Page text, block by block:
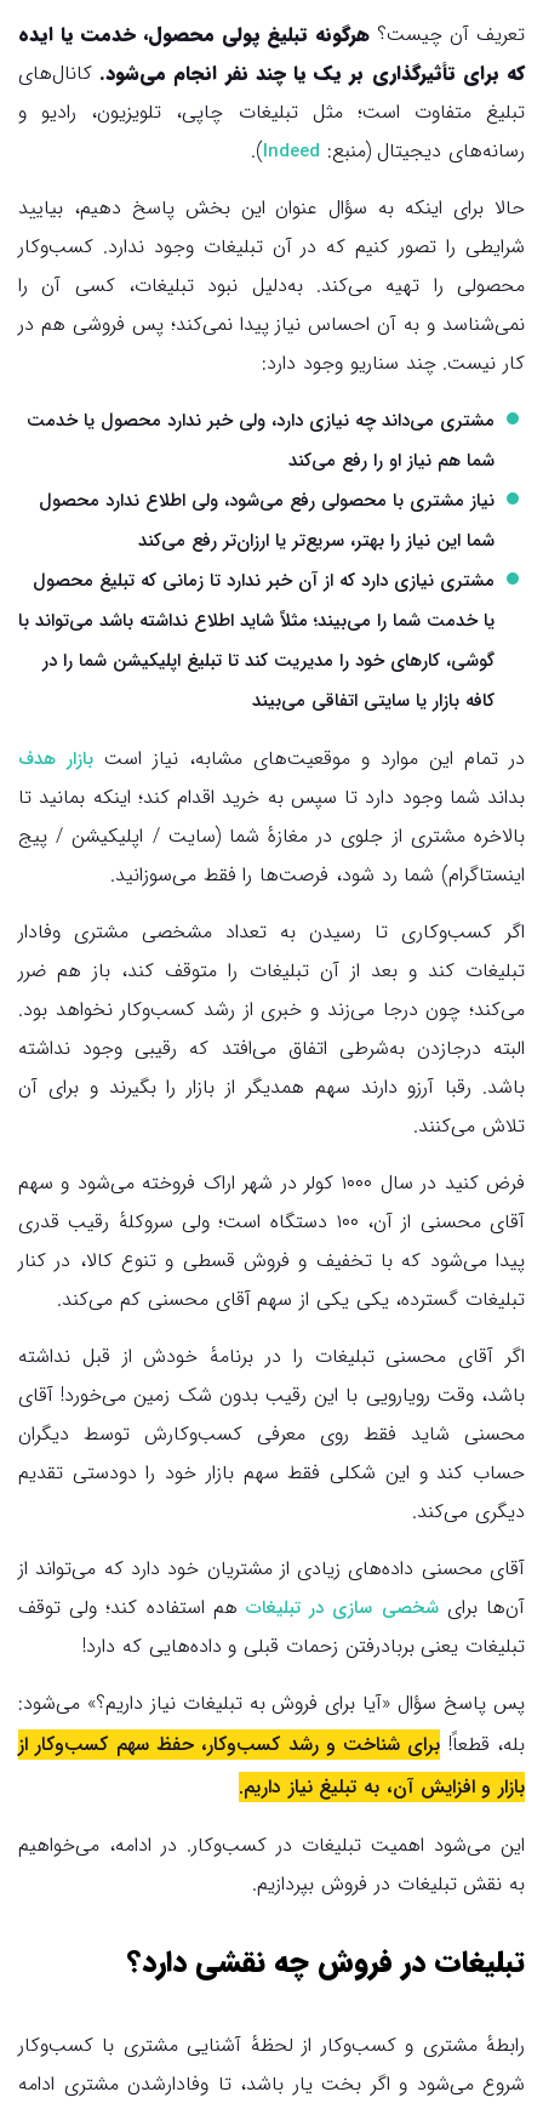
تعریف آن چیست؟ هرگونه تبلیغ پولی محصول، خدمت یا ایده
که برای تأثیرگذاری بر یک یا چند نفر انجام می‌شود. کانال‌های
تبلیغ متفاوت است؛ مثل تبلیغات چاپی، تلویزیون، رادیو و
رسانه‌های دیجیتال (منبع: Indeed
).
حالا برای اینکه به سؤال عنوان این بخش پاسخ دهیم، بیایید
شرایطی را تصور کنیم که در آن تبلیغات وجود ندارد. کسب‌وکار
محصولی را تهیه می‌کند. به‌دلیل نبود تبلیغات، کسی آن را
نمی‌شناسد و به آن احساس نیاز پیدا نمی‌کند؛ پس فروشی هم در
کار نیست. چند سناریو وجود دارد:
مشتری می‌داند چه نیازی دارد، ولی خبر ندارد محصول یا خدمت
شما هم نیاز او را رفع می‌کند
نیاز مشتری با محصولی رفع می‌شود، ولی اطلاع ندارد محصول
شما این نیاز را بهتر، سریع‌تر یا ارزان‌تر رفع می‌کند
مشتری نیازی دارد که از آن خبر ندارد تا زمانی که تبلیغ محصول
یا خدمت شما را می‌بیند؛ مثلاً شاید اطلاع نداشته باشد می‌تواند با
گوشی، کارهای خود را مدیریت کند تا تبلیغ اپلیکیشن شما را در
کافه بازار یا سایتی اتفاقی می‌بیند
در تمام این موارد و موقعیت‌های مشابه، نیاز است بازار هدف
بداند شما وجود دارد تا سپس به خرید اقدام کند؛ اینکه بمانید تا
بالاخره مشتری از جلوی در مغازهٔ شما (سایت / اپلیکیشن / پیج
اینستاگرام) شما رد شود، فرصت‌ها را فقط می‌سوزانید.
اگر کسب‌وکاری تا رسیدن به تعداد مشخصی مشتری وفادار
تبلیغات کند و بعد از آن تبلیغات را متوقف کند، باز هم ضرر
می‌کند؛ چون درجا می‌زند و خبری از رشد کسب‌وکار نخواهد بود.
البته درجازدن به‌شرطی اتفاق می‌افتد که رقیبی وجود نداشته
باشد. رقبا آرزو دارند سهم همدیگر از بازار را بگیرند و برای آن
تلاش می‌کنند.
فرض کنید در سال ۱۰۰۰ کولر در شهر اراک فروخته می‌شود و سهم
آقای محسنی از آن، ۱۰۰ دستگاه است؛ ولی سروکلهٔ رقیب قدری
پیدا می‌شود که با تخفیف و فروش قسطی و تنوع کالا، در کنار
تبلیغات گسترده، یکی یکی از سهم آقای محسنی کم می‌کند.
اگر آقای محسنی تبلیغات را در برنامهٔ خودش از قبل نداشته
باشد، وقت رویارویی با این رقیب بدون شک زمین می‌خورد! آقای
محسنی شاید فقط روی معرفی کسب‌وکارش توسط دیگران
حساب کند و این شکلی فقط سهم بازار خود را دودستی تقدیم
دیگری می‌کند.
آقای محسنی داده‌های زیادی از مشتریان خود دارد که می‌تواند از
آن‌ها برایشخصی سازی در تبلیغات هم استفاده کند؛ ولی توقف
تبلیغات یعنی بربادرفتن زحمات قبلی و داده‌هایی که دارد!
پس پاسخ سؤال «آیا برای فروش به تبلیغات نیاز داریم؟» می‌شود:
بله، قطعاً! برای شناخت و رشد کسب‌وکار، حفظ سهم کسب‌وکار از
بازار و افزایش آن، به تبلیغ نیاز داریم.
این می‌شود اهمیت تبلیغات در کسب‌وکار. در ادامه، می‌خواهیم
به نقش تبلیغات در فروش بپردازیم.
تبلیغات در فروش چه نقشی دارد؟
رابطهٔ مشتری و کسب‌وکار از لحظهٔ آشنایی مشتری با کسب‌وکار
شروع می‌شود و اگر بخت یار باشد، تا وفادارشدن مشتری ادامه